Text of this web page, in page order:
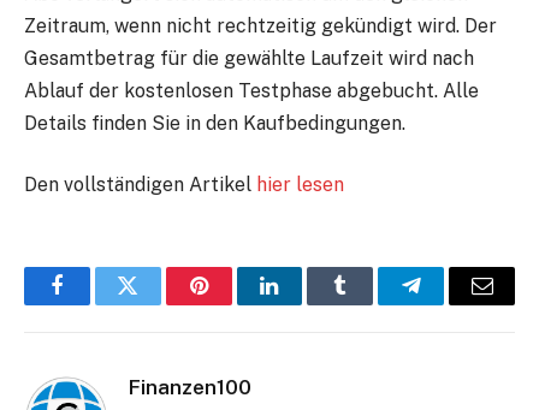
Zeitraum, wenn nicht rechtzeitig gekündigt wird. Der
Gesamtbetrag für die gewählte Laufzeit wird nach
Ablauf der kostenlosen Testphase abgebucht. Alle
Details finden Sie in den Kaufbedingungen.
Den vollständigen Artikel hier lesen
FacebookTwitter PinterestLinkedInTumblr TelegramE-
Finanzen100